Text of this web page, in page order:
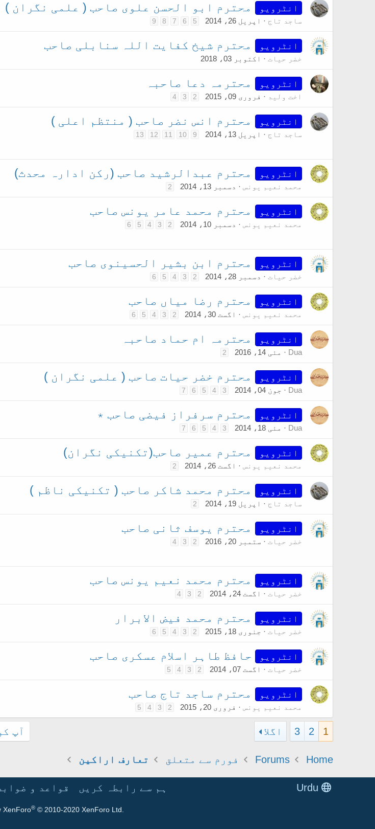
انٹرویو محترم ابو الحسن علوی صاحب ( علمی نگران )
ساجد تاج اپریل 26، 2014 5
6
7
8
9
انٹرویو محترم شیخ کفایت اللہ سنابلی صاحب
خضر حیات اکتوبر 03، 2018
انٹرویو محترمہ دعا صاحبہ
اخت ولید فروری 09، 2015 2
3
4
انٹرویو محترم انس نضر صاحب ( منتظم اعلی )
ساجد تاج اپریل 13، 2014 9
10
11
12
13
انٹرویو محترم عبدالرشید صاحب (رکن ادارہ محدث)
محمد نعیم یونس دسمبر 13، 2014 2
انٹرویو محترم محمد عامر یونس صاحب
محمد نعیم یونس دسمبر 10، 2014 2
3
4
5
6
انٹرویو محترم ابن بشیر الحسینوی صاحب
خضر حیات دسمبر 28، 2014 2
3
4
5
6
انٹرویو محترم رضا میاں صاحب
محمد نعیم یونس اگست 30، 2014 2
3
4
5
6
انٹرویو محترمہ ام حماد صاحبہ
Dua مئی 14، 2016 2
انٹرویو محترم خضر حیات صاحب ( علمی نگران )
Dua جون 04، 2014 3
4
5
6
7
انٹرویو محترم سرفراز فیضی صاحب ٭
Dua مئی 18، 2014 3
4
5
6
7
انٹرویو محترم عمیر صاحب(تکنیکی نگران)
محمد نعیم یونس اگست 26، 2014 2
انٹرویو محترم محمد شاکر صاحب ( تکنیکی ناظم )
ساجد تاج اپریل 19، 2014 2
انٹرویو محترم یوسف ثانی صاحب
خضر حیات ستمبر 20، 2016 2
3
4
انٹرویو محترم محمد نعیم یونس صاحب
خضر حیات اگست 24، 2014 2
3
4
انٹرویو محترم محمد فیض الابرار
خضر حیات جنوری 18، 2015 2
3
4
5
6
انٹرویو حافظ طاہر اسلام عسکری صاحب
خضر حیات اگست 07، 2014 2
3
4
5
انٹرویو محترم ساجد تاج صاحب
محمد نعیم یونس فروری 20، 2015 2
3
4
5
1
2
3 اگلا آپ
Home
Forums فورم سے متعلق تعارف اراکین
ہم سے رابطہ کریں قواعد و
XenForo® © 2010-2020 XenForo Ltd.